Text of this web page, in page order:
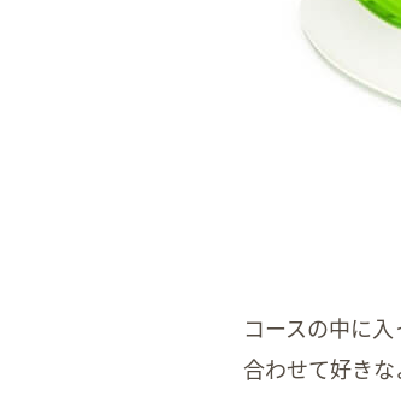
コースの中に
合わせて好きな